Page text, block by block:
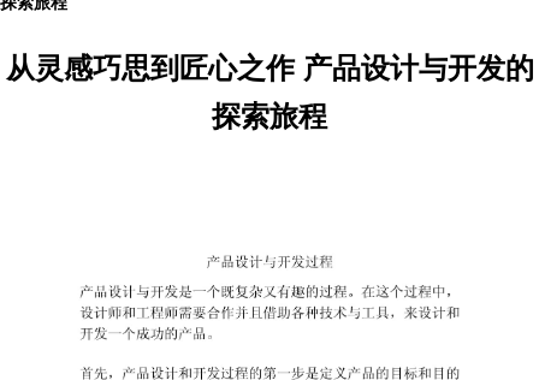
从灵感巧思到匠心之作 产品设计与开发的
探索旅程